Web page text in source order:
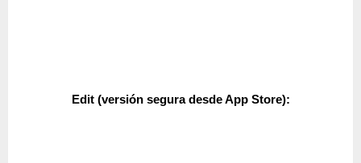
Edit(versión segura desde App Store):